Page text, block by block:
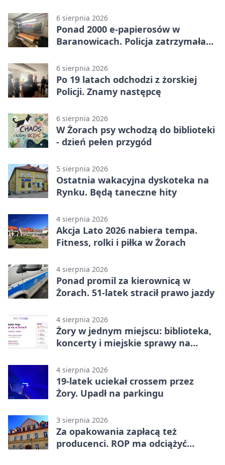
6 sierpnia 2026
Ponad 2000 e-papierosów w
Baranowicach. Policja zatrzymała
6 sierpnia 2026
Po 19 latach odchodzi z żorskiej
Policji. Znamy następcę
6 sierpnia 2026
W Żorach psy wchodzą do biblioteki
- dzień pełen przygód
5 sierpnia 2026
Ostatnia wakacyjna dyskoteka na
Rynku. Będą taneczne hity
4 sierpnia 2026
Akcja Lato 2026 nabiera tempa.
Fitness, rolki i piłka w Żorach
4 sierpnia 2026
Ponad promil za kierownicą w
Żorach. 51-latek stracił prawo jazdy
4 sierpnia 2026
Żory w jednym miejscu: biblioteka,
koncerty i miejskie sprawy na
4 sierpnia 2026
19-latek uciekał crossem przez
Żory. Upadł na parkingu
3 sierpnia 2026
Za opakowania zapłacą też
producenci. ROP ma odciążyć